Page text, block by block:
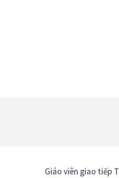
Giáo viên giao tiếp